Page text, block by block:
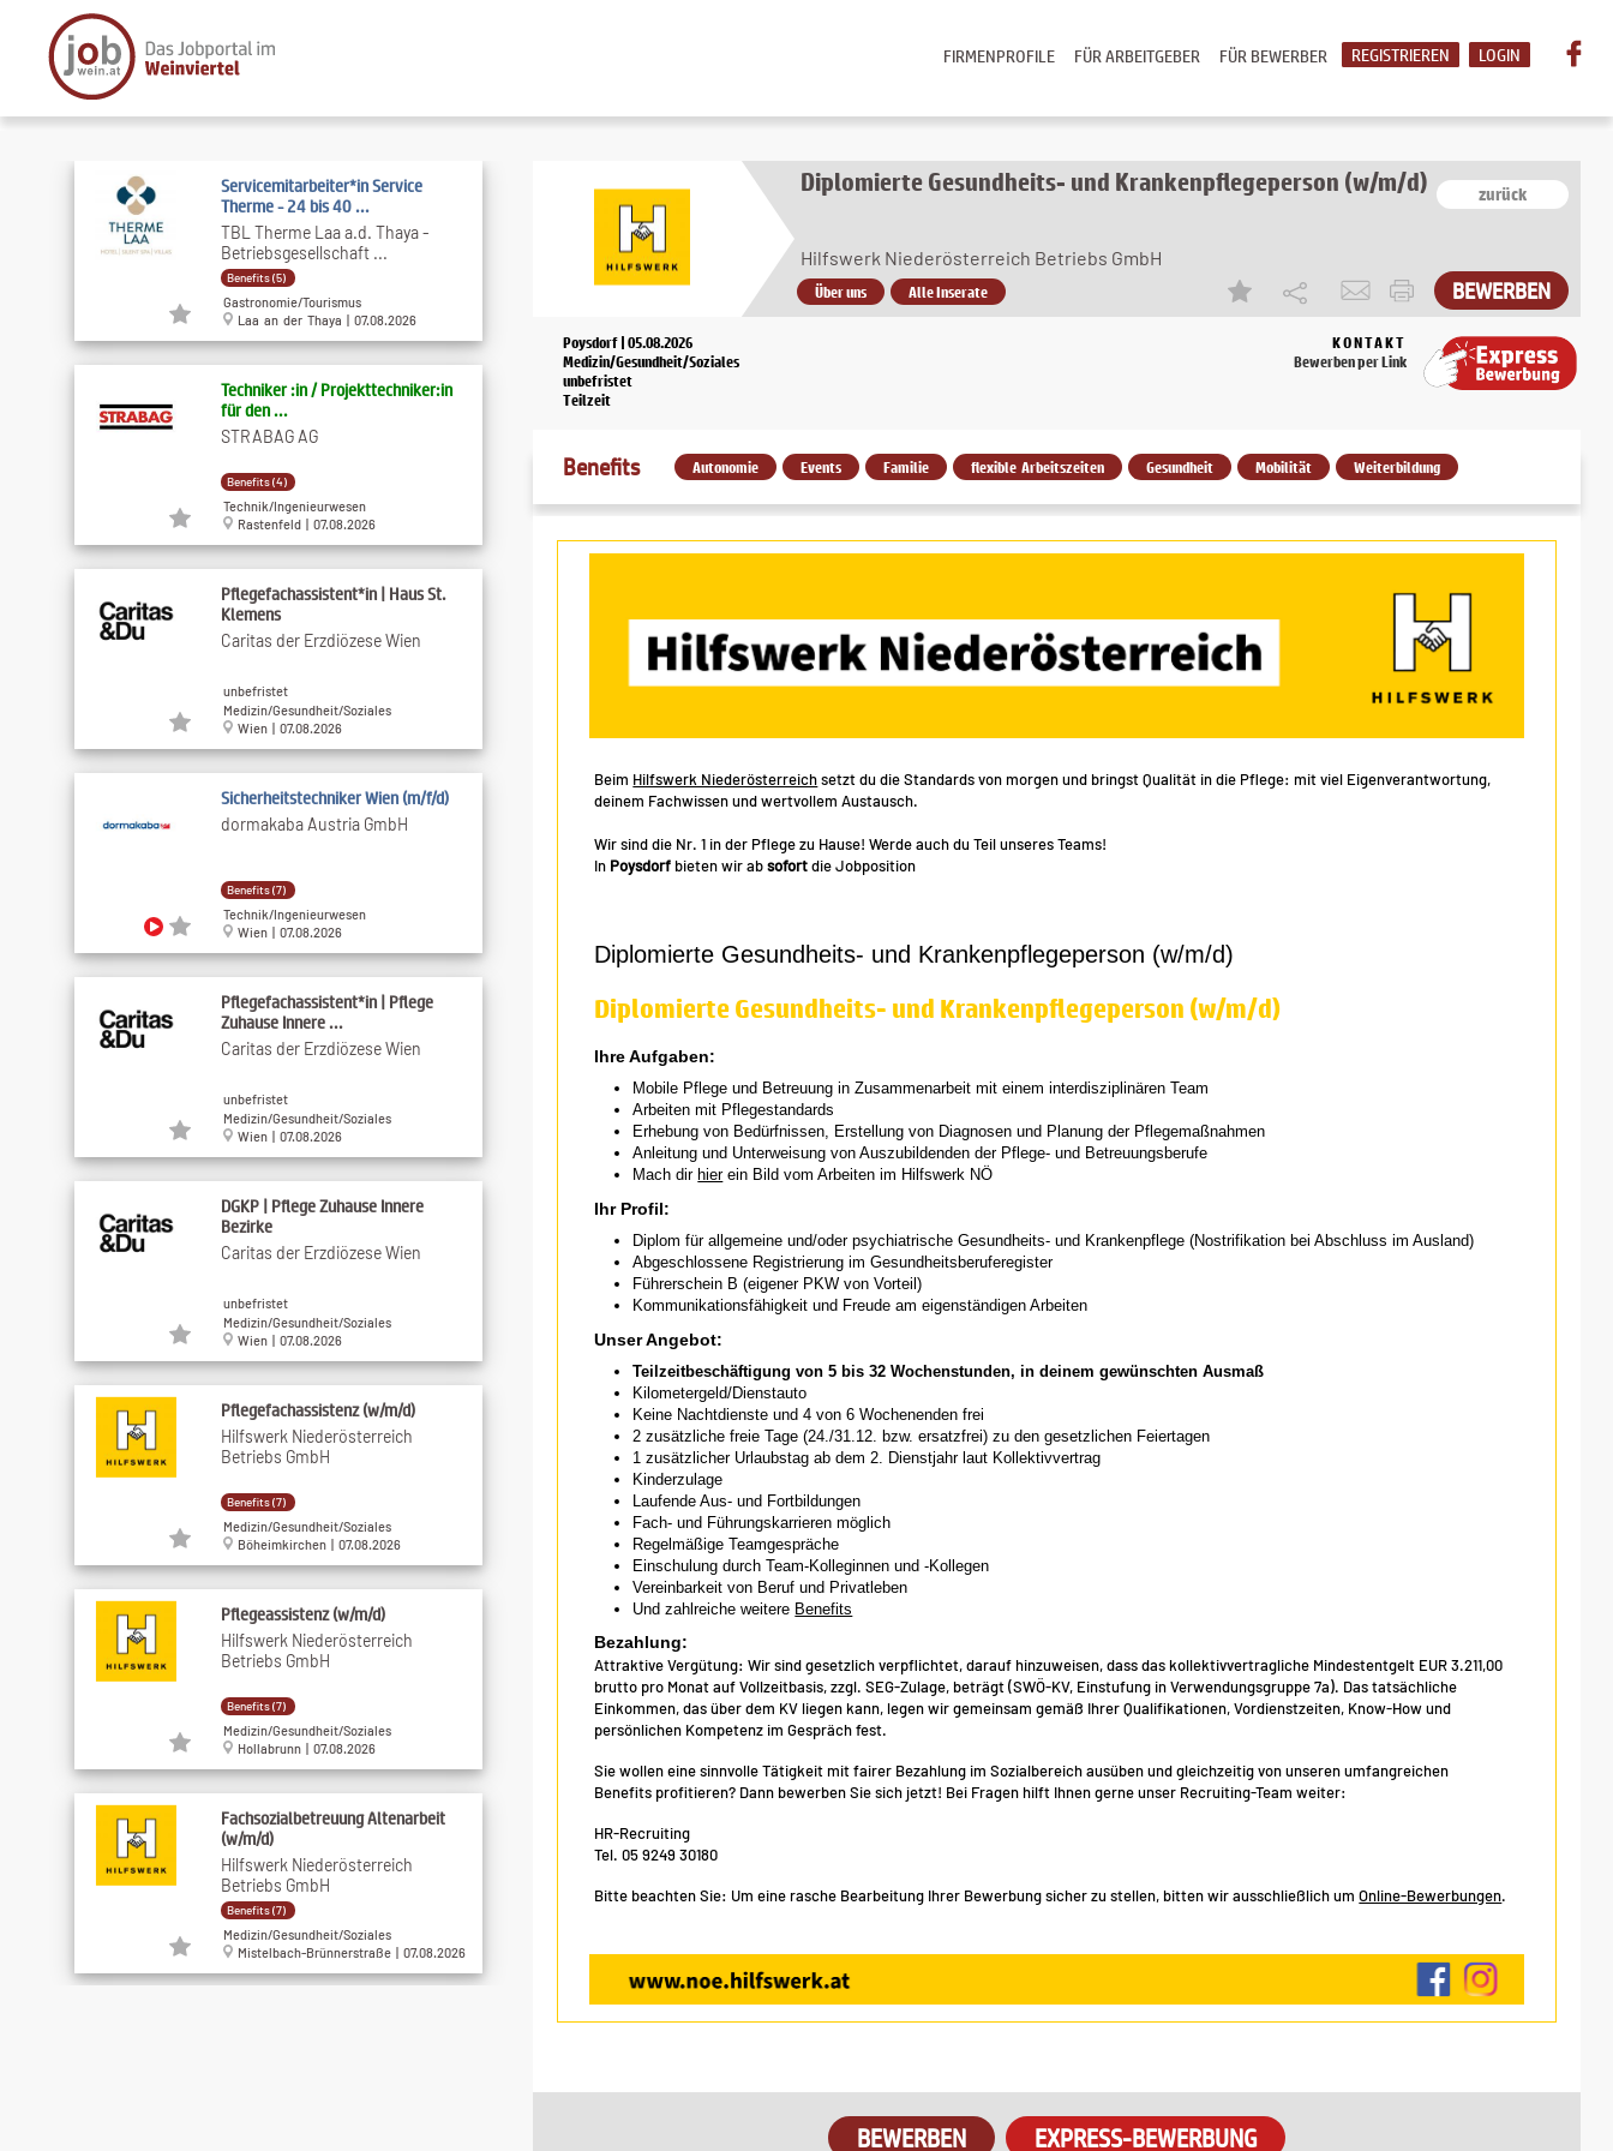
LOGIN
REGISTRIEREN
FÜR BEWERBER
FÜR ARBEITGEBER
FIRMENPROFILE
Diplomierte Gesundheits- und Krankenpflegeperson (w/m/d) zurück
Hilfswerk Niederösterreich Betriebs GmbH
Über uns Alle Inserate
Poysdorf | 05.08.2026
Medizin/Gesundheit/Soziales
unbefristet
Teilzeit
KONTAKT
Bewerben per Link
Benefits Autonomie Events Familie flexible Arbeitszeiten Gesundheit Mobilität Weiterbildung
Beim Hilfswerk Niederösterreichsetzt du die Standards von morgen und bringst Qualität in die Pflege: mit viel Eigenverantwortung,
deinem Fachwissen und wertvollem Austausch.
Wir sind die Nr. 1 in der Pflege zu Hause! Werde auch du Teil unseres Teams!
In Poysdorf bieten wir absofortdie Jobposition
Diplomierte Gesundheits- und Krankenpflegeperson (w/m/d)
Diplomierte Gesundheits- und Krankenpflegeperson (w/m/d)
Ihre Aufgaben:
Mobile Pflege und Betreuung in Zusammenarbeit mit einem interdisziplinären Team
Arbeiten mit Pflegestandards
Erhebung von Bedürfnissen, Erstellung von Diagnosen und Planung der Pflegemaßnahmen
Anleitung und Unterweisung von Auszubildenden der Pflege- und Betreuungsberufe
Mach dir hierein Bild vom Arbeiten im Hilfswerk NÖ
Ihr Profil:
Diplom für allgemeine und/oder psychiatrische Gesundheits- und Krankenpflege (Nostrifikation bei Abschluss im Ausland)
Abgeschlossene Registrierung im Gesundheitsberuferegister
Führerschein B (eigener PKW von Vorteil)
Kommunikationsfähigkeit und Freude am eigenständigen Arbeiten
Unser Angebot:
Teilzeitbeschäftigung von 5 bis 32 Wochenstunden, in deinem gewünschten Ausmaß
Kilometergeld/Dienstauto
Keine Nachtdienste und 4 von 6 Wochenenden frei
2 zusätzliche freie Tage (24./31.12. bzw. ersatzfrei) zu den gesetzlichen Feiertagen
1 zusätzlicher Urlaubstag ab dem 2. Dienstjahr laut Kollektivvertrag
Kinderzulage
Laufende Aus- und Fortbildungen
Fach- und Führungskarrieren möglich
Regelmäßige Teamgespräche
Einschulung durch Team-Kolleginnen und -Kollegen
Vereinbarkeit von Beruf und Privatleben
Und zahlreiche weitere Benefits
Bezahlung:
Attraktive Vergütung: Wir sind gesetzlich verpflichtet, darauf hinzuweisen, dass das kollektivvertragliche Mindestentgelt EUR 3.211,00
brutto pro Monat auf Vollzeitbasis, zzgl. SEG-Zulage, beträgt (SWÖ-KV, Einstufung in Verwendungsgruppe 7a). Das tatsächliche
Einkommen, das über dem KV liegen kann, legen wir gemeinsam gemäß Ihrer Qualifikationen, Vordienstzeiten, Know-How und
persönlichen Kompetenz im Gespräch fest.
Sie wollen eine sinnvolle Tätigkeit mit fairer Bezahlung im Sozialbereich ausüben und gleichzeitig von unseren umfangreichen
Benefits profitieren? Dann bewerben Sie sich jetzt! Bei Fragen hilft Ihnen gerne unser Recruiting-Team weiter:
HR-Recruiting
Tel. 05 9249 30180
Bitte beachten Sie: Um eine rasche Bearbeitung Ihrer Bewerbung sicher zu stellen, bitten wir ausschließlich umOnline-Bewerbungen.
EXPRESS-BEWERBUNG
Servicemitarbeiter*in Service
Therme - 24 bis 40 ...
TBL Therme Laa a.d. Thaya -
Betriebsgesellschaft ...
Benefits (5)
Gastronomie/Tourismus
Laa an der Thaya | 07.08.2026
Techniker :in / Projekttechniker:in
für den ...
STRABAG AG
Benefits (4)
Technik/Ingenieurwesen
Rastenfeld | 07.08.2026
Pflegefachassistent*in | Haus St.
Klemens
Caritas der Erzdiözese Wien
unbefristet
Medizin/Gesundheit/Soziales
Wien | 07.08.2026
Sicherheitstechniker Wien (m/f/d)
dormakaba Austria GmbH
Benefits (7)
Technik/Ingenieurwesen
Wien | 07.08.2026
Pflegefachassistent*in | Pflege
Zuhause Innere ...
Caritas der Erzdiözese Wien
unbefristet
Medizin/Gesundheit/Soziales
Wien | 07.08.2026
DGKP | Pflege Zuhause Innere
Bezirke
Caritas der Erzdiözese Wien
unbefristet
Medizin/Gesundheit/Soziales
Wien | 07.08.2026
Pflegefachassistenz (w/m/d)
Hilfswerk Niederösterreich
Betriebs GmbH
Benefits (7)
Medizin/Gesundheit/Soziales
Böheimkirchen | 07.08.2026
Pflegeassistenz (w/m/d)
Hilfswerk Niederösterreich
Betriebs GmbH
Benefits (7)
Medizin/Gesundheit/Soziales
Hollabrunn | 07.08.2026
Fachsozialbetreuung Altenarbeit
(w/m/d)
Hilfswerk Niederösterreich
Betriebs GmbH
Benefits (7)
Medizin/Gesundheit/Soziales
Mistelbach-Brünnerstraße | 07.08.2026